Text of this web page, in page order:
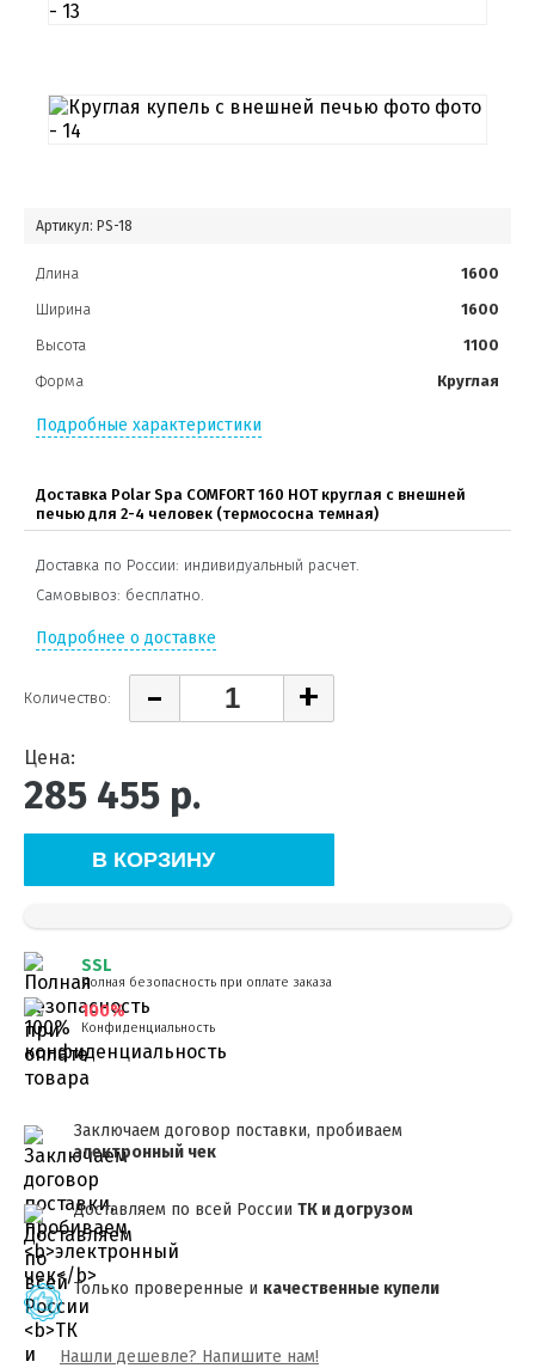
Артикул: PS-18
Длина
1600
Ширина
1600
Высота
1100
Форма
Круглая
Подробные характеристики
Доставка Polar Spa COMFORT 160 HOT круглая с внешней
печью для 2-4 человек (термососна темная)
Доставка по России: индивидуальный расчет.
Самовывоз: бесплатно.
Подробнее о доставке
Количество: - +
Цена:
285 455 р.
В КОРЗИНУ
SSL
Полная безопасность при оплате заказа
100%
Конфиденциальность
Заключаем договор поставки, пробиваем
электронный чек
Доставляем по всей России ТК и догрузом
Только проверенные и качественные купели
Нашли дешевле? Напишите нам!